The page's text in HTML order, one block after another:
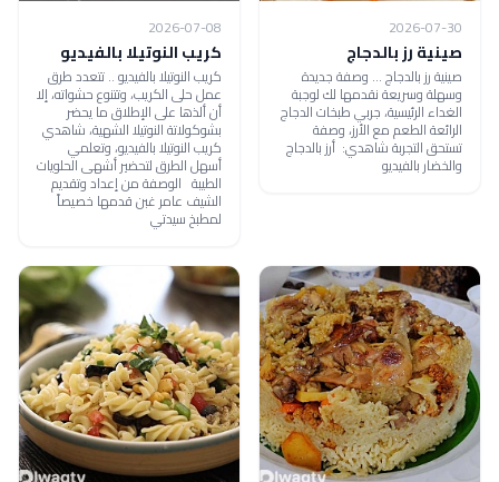
2026-07-30
صينية رز بالدجاج
صينية رز بالدجاج ... وصفة جديدة
وسهلة وسريعة نقدمها لك لوجبة
الغداء الرئيسية، جربي طبخات الدجاج
الرائعة الطعم مع الأرز، وصفة
تستحق التجربة شاهدي: أرز بالدجاج
والخضار بالفيديو
2026-07-08
كريب النوتيلا بالفيديو
كريب النوتيلا بالفيديو .. تتعدد طرق
عمل حلى الكريب، وتتنوع حشواته، إلا
أن ألذها على الإطلاق ما يحضر
بشوكولاتة النوتيلا الشهية، شاهدي
كريب النوتيلا بالفيديو، وتعلمي
أسهل الطرق لتحضير أشهى الحلويات
الطيبة الوصفة من إعداد وتقديم
الشيف عامر غبن قدمها خصيصاً
لمطبخ سيدتي